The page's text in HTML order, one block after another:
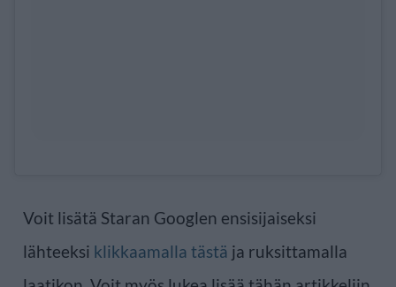
Voit lisätä Staran Googlen ensisijaiseksi
lähteeksi klikkaamalla tästä ja ruksittamalla